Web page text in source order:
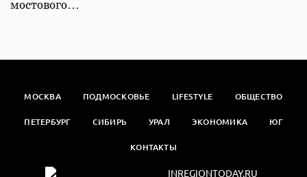
мостового…
МОСКВА ПОДМОСКОВЬЕ LIFESTYLE ОБЩЕСТВО
ПЕТЕРБУРГ СИБИРЬ УРАЛ ЭКОНОМИКА ЮГ
КОНТАКТЫ